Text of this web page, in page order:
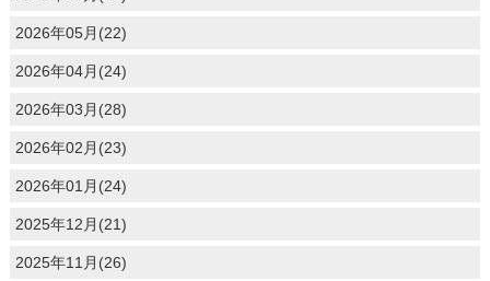
2026年05月(22)
2026年04月(24)
2026年03月(28)
2026年02月(23)
2026年01月(24)
2025年12月(21)
2025年11月(26)